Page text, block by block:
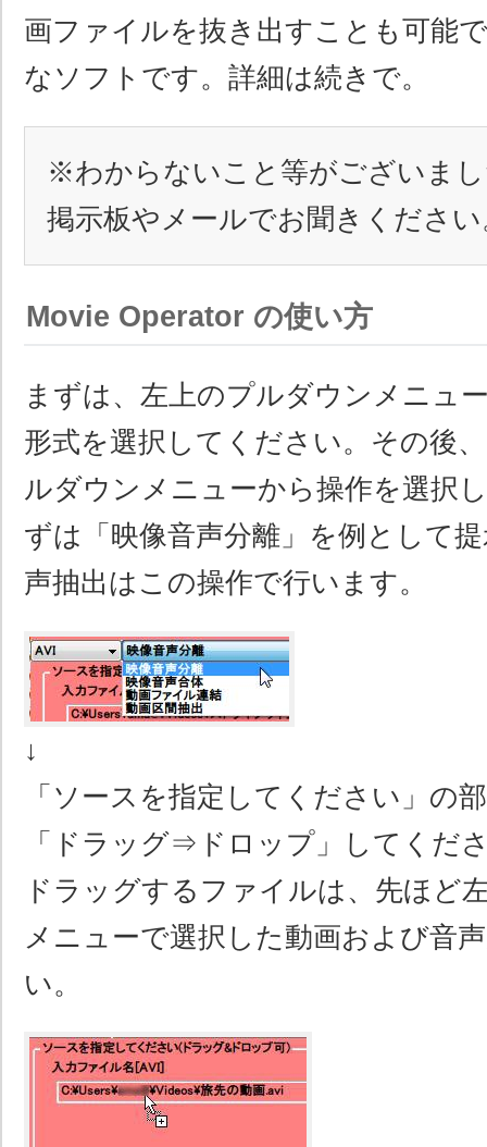
画ファイルを抜き出すことも可能
なソフトです。詳細は続きで。
※わからないこと等がございま
掲示板やメールでお聞きください
Movie Operator の使い方
まずは、左上のプルダウンメニュ
形式を選択してください。その後
ルダウンメニューから操作を選択
ずは「映像音声分離」を例として
声抽出はこの操作で行います。
↓
「ソースを指定してください」の
「ドラッグ⇒ドロップ」してくだ
ドラッグするファイルは、先ほど
メニューで選択した動画および音
い。